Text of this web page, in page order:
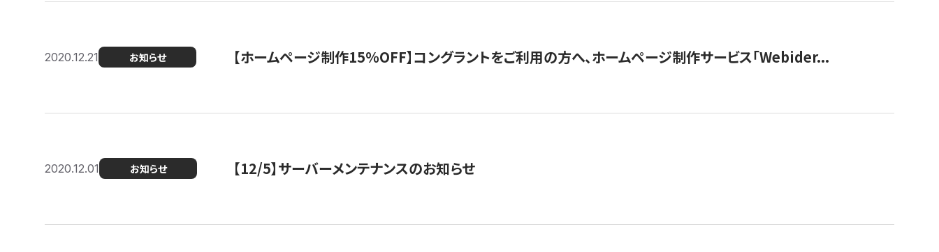
2020.12.21 お知らせ 【ホームページ制作15％OFF】コングラントをご利用の方へ、ホームページ制作サービス「Webider...
2020.12.01 お知らせ 【12/5】サーバーメンテナンスのお知らせ